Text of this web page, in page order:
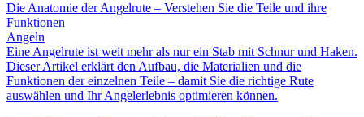
Die Anatomie der Angelrute – Verstehen Sie die Teile und ihre
Funktionen
Angeln
Eine Angelrute ist weit mehr als nur ein Stab mit Schnur und Haken.
Dieser Artikel erklärt den Aufbau, die Materialien und die
Funktionen der einzelnen Teile – damit Sie die richtige Rute
auswählen und Ihr Angelerlebnis optimieren können.